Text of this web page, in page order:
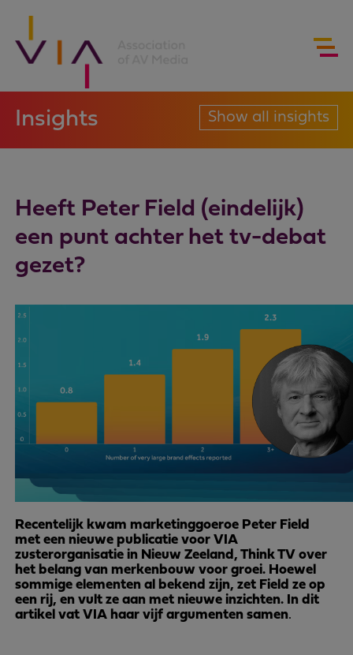
Insights Show all insights
Heeft Peter Field (eindelijk)
een punt achter het tv-debat
gezet?
Recentelijk kwam marketinggoeroe Peter Field
met een nieuwe publicatie voor VIA
zusterorganisatie in Nieuw Zeeland, Think TV over
het belang van merkenbouw voor groei. Hoewel
sommige elementen al bekend zijn, zet Field ze op
een rij, en vult ze aan met nieuwe inzichten. In dit
artikel vat VIA haar vijf argumenten samen.